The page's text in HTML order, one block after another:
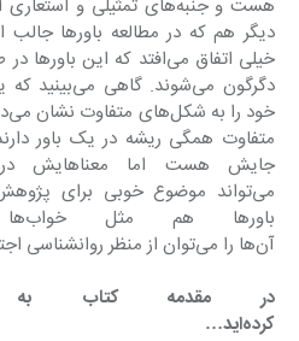
دیگر هم که در مطالعه باورها
متفاوت همگی ریشه در یک باور
آن‌ها را می‌توان از منظر روانشناسی اجتماعی هم بررسی کرد.
‌در مقدمه کتاب به
کرده‌اید…